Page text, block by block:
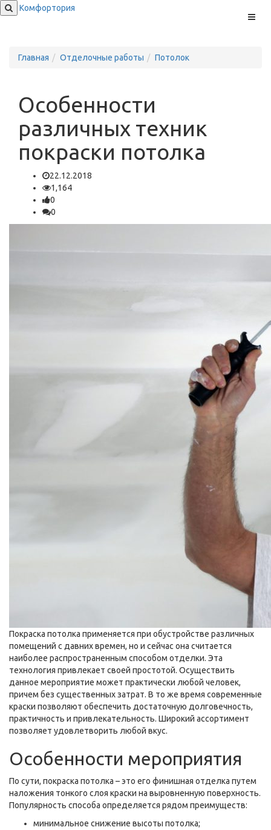
Меню
Комфортория
Главная Отделочные работы Потолок
Особенности
различных техник
покраски потолка
22.12.2018
1,164
0
0
Покраска потолка применяется при обустройстве различных
помещений с давних времен, но и сейчас она считается
наиболее распространенным способом отделки. Эта
технология привлекает своей простотой. Осуществить
данное мероприятие может практически любой человек,
причем без существенных затрат. В то же время современные
краски позволяют обеспечить достаточную долговечность,
практичность и привлекательность. Широкий ассортимент
позволяет удовлетворить любой вкус.
Особенности мероприятия
По сути, покраска потолка – это его финишная отделка путем
наложения тонкого слоя краски на выровненную поверхность.
Популярность способа определяется рядом преимуществ:
минимальное снижение высоты потолка;